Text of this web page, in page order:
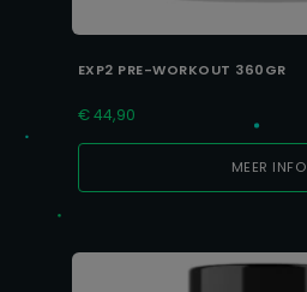
EXP2 PRE-WORKOUT 360GR
€44,90
MEER INFO